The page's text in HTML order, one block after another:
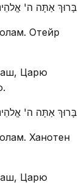
בָּרוּךְ אַתָּה ה'
Отейр
Царю
בָּרוּךְ אַתָּה ה'
Ханотен
Царю